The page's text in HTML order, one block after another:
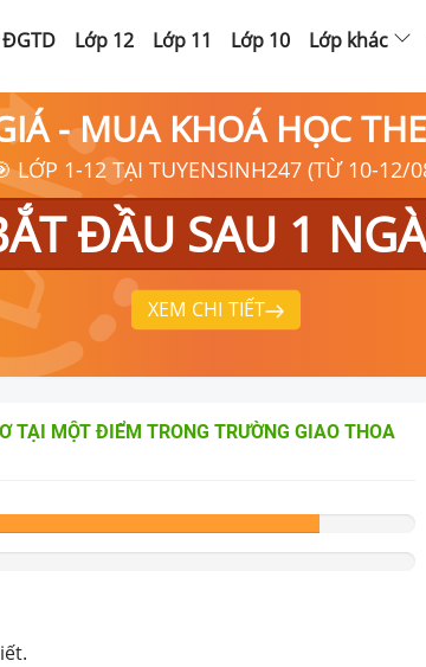
Lớp 12 Lớp 11 Lớp 10 Lớp khác
- MUA KHOÁ HỌC
LỚP 1-12 TẠI TUYENSINH247 (TỪ 10-12/
ĐẦU SAU 1
XEM CHI TIẾT
TẠI MỘT ĐIỂM TRONG TRƯỜNG GIAO THOA